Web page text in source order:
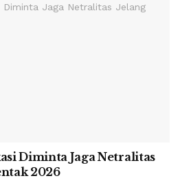
Diminta Jaga Netralitas
2026